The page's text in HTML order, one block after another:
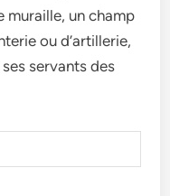
muraille, un champ
ou d’artillerie,
servants des